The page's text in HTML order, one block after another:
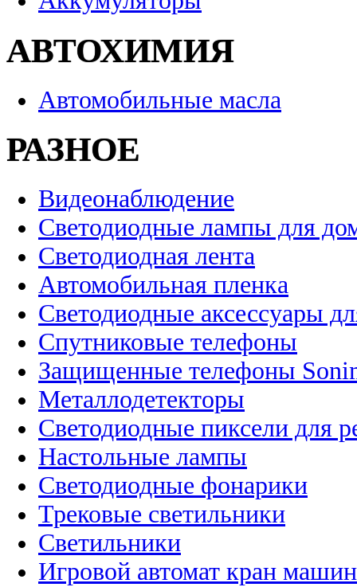
АВТОХИМИЯ
Автомобильные масла
РАЗНОЕ
Видеонаблюдение
Светодиодные лампы для
Светодиодная лента
Автомобильная пленка
Светодиодные аксессуары
Спутниковые телефоны
Защищенные телефоны
Металлодетекторы
Светодиодные пиксели для
Настольные лампы
Светодиодные фонарики
Трековые светильники
Светильники
Игровой автомат кран